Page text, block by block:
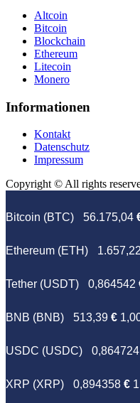
Altcoin
Bitcoin
Blockchain
Ethereum
Litecoin
Monero
Informationen
Kontakt
Datenschutz
Impressum
Copyright © All rights
Bitcoin (BTC) 56.175,04
Ethereum (ETH) 1.657,22
Tether (USDT) 0,864542
BNB (BNB) 513,39 €
USDC (USDC) 0,864724
XRP (XRP) 0,894358 €